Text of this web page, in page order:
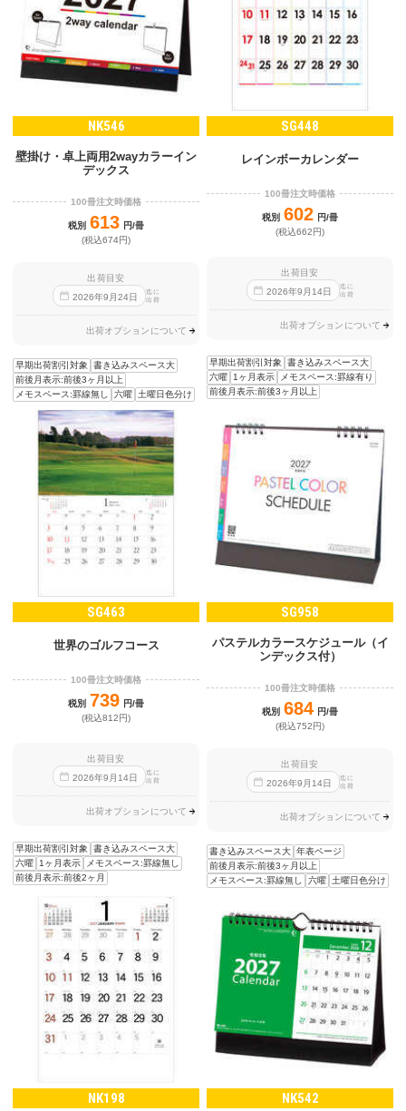
NK546
壁掛け・卓上両用2wayカラーイン
デックス
100冊注文時価格
税別 613 円/冊
(税込674円)
出荷目安
2026年9 月24日
迄に
出荷
出荷オプションについて
早期出荷割引対象
書き込みスペース大
前後月表示:前後3ヶ月以上
メモスペース:罫線無し
六曜 土曜日色分け
SG448
レインボーカレンダー
100冊注文時価格
税別 602 円/冊
(税込662円)
出荷目安
2026年9 月14日
迄に
出荷
出荷オプションについて
早期出荷割引対象
書き込みスペース大
六曜 1ヶ月表示
メモスペース:罫線有り
前後月表示:前後3ヶ月以上
SG463
世界のゴルフコース
100冊注文時価格
税別 739 円/冊
(税込812円)
出荷目安
2026年9 月14日
迄に
出荷
出荷オプションについて
早期出荷割引対象
書き込みスペース大
六曜 1ヶ月表示
メモスペース:罫線無し
前後月表示:前後2ヶ月
SG958
パステルカラースケジュール（イ
ンデックス付）
100冊注文時価格
税別 684 円/冊
(税込752円)
出荷目安
2026年9 月14日
迄に
出荷
出荷オプションについて
書き込みスペース大 年表ページ
前後月表示:前後3ヶ月以上
メモスペース:罫線無し
六曜 土曜日色分け
NK198 NK542